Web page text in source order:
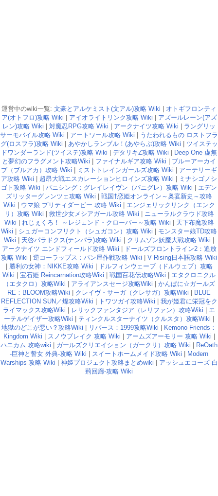
運営中のwiki一覧: 文豪とアルケミスト(文アル)攻略 Wiki
オトギフロンティ
ア(オトフロ)攻略 Wiki
アイオライトリンク攻略 Wiki
アズールレーン(アズ
レン)攻略 Wiki
対魔忍RPG攻略 Wiki アークナイツ攻略 Wiki
ラングリッ
サーモバイル攻略 Wiki
アートワール攻略 Wiki
うたわれるもの ロストフラ
グ(ロスフラ)攻略 Wiki
あやかしランブル！(あやらぶ)攻略 Wiki
ツイステッ
ドワンダーランド(ツイステ)攻略 Wiki
デタリキZ攻略 Wiki
Deep One 虚無
と夢幻のフラグメント攻略Wiki
ファイナルギア攻略 Wiki
ブルーアーカイ
ブ（ブルアカ）攻略 Wiki
ミストトレインガールズ攻略 Wiki
アーテリーギ
ア攻略 Wiki
超昂大戦エスカレーションヒロインズ攻略 Wiki
ミナシゴノシ
ゴト攻略 Wiki
パニシング：グレイレイヴン（パニグレ）攻略 Wiki
エデン
ズリッターグレンツェ攻略 Wiki
戦国†恋姫オンライン～奥宴新史～攻略
Wiki
ウマ娘 プリティダービー 攻略 Wiki
エンジェリックリンク（エンク
リ）攻略 Wiki
救世少女メシアガール攻略 Wiki
ニューラルクラウド攻略
Wiki
れじぇくろ！ ～レジェンド・クローバー～攻略 Wiki
天下布魔攻略
Wiki
シュガーコンフリクト（シュガコン）攻略 Wiki
モンスター娘TD攻略
Wiki
天啓パラドクス(テンパラ)攻略 Wiki クリムゾン妖魔大戦攻略 Wiki
アークナイツ エンドフィールド攻略 Wiki
ドールズフロントライン2：追放
攻略 Wiki
逆コーラップス：パン屋作戦攻略 Wiki
V Rising日本語攻略 Wiki
勝利の女神：NIKKE攻略 Wiki
ドルフィンウェーブ（ドルウェブ）攻略
Wiki
宝石姫 Reincarnation攻略Wiki 戦国百花伝攻略Wiki
エタクロニクル
（エタクロ）攻略Wiki
アライアンスセージ攻略Wiki
かんぱに☆ガールズ
RE：BLOOM攻略Wiki
クレイヴ・サーガ（クレサガ）攻略Wiki
BLUE
REFLECTION SUN／燦攻略Wiki
トワツガイ攻略Wiki
我が姫君に栄冠をク
ライマックス攻略Wiki
レリックファンタジア（レリファン）攻略Wiki
エ
ーテルゲイザー攻略Wiki
ティンクルスターナイツ（クルスタ）攻略Wiki
地獄のどこが悪い？攻略Wiki
リバース：1999攻略Wiki
Kemono Friends：
Kingdom Wiki
スノウブレイク 攻略 Wiki アームズアーモリー 攻略 Wiki
ハニカム 攻略wiki
ガールズクリエイション（ガークリ）攻略 Wiki
ReOath
-巨神と誓女 外典-攻略 Wiki
スイートホームメイド攻略 Wiki
Modern
Warships 攻略 Wiki
神姫プロジェクト攻略まとめwiki
アッシュエコーズ-白
荊回廊-攻略 Wiki